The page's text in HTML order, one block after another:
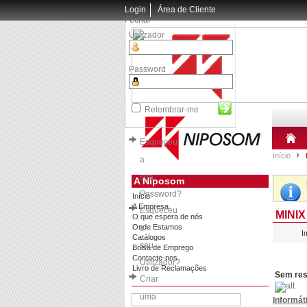
Login
Fechar
Utilizador
Password
Relembrar-me
Esqueceu
a
sua
Password?
Esqueceu
o
seu
Utilizador?
Criar
uma
Área de Cliente
Início
A Niposom
Início
A Empresa
O que espera de nós
Onde Estamos
Catálogos
Bolsa de Emprego
Contacte-nos
Livro de Reclamações
MINIX
Sem